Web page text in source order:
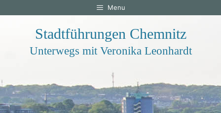
Inhalt
Menu
Stadtführungen Chemnitz
Unterwegs mit Veronika Leonhardt